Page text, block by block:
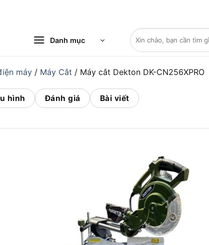
Danh mục
Tìm
kiếm:
máy / Máy Cắt / Máy cắt Dekton DK-CN256XPRO
hình Đánh giá Bài viết